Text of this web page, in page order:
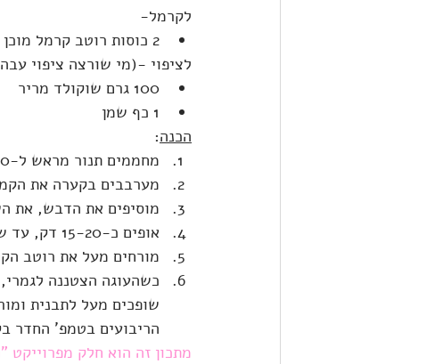
לקרמל-
2 כוסות רוטב קרמל מוכן (למשל-
לציפוי -(מי שורצה ציפוי
100 גרם שוקולד מריר
1 כף שמן
הכנה:
מחממים תנור מראש ל-180 מעלות ומשמנים היטב תבנית אפייה.
מערבבים בקערה את
מוסיפים את הדבש, את
אופים כ-15-20 דק, עד שקיסם הננעץ במרכז יוצא יבש.
מורחים מעל את רוטב
כשהעוגה הצטננה
שופכים מעל לתבנית
הריבועים בטמפ' החדר
מתכון זה הוא חלק מפרוייקט